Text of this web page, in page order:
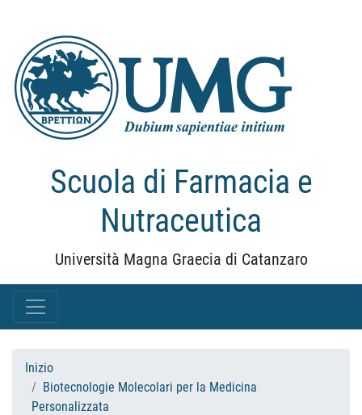
Scuola di Farmacia e
Nutraceutica
Università Magna Graecia di Catanzaro
Inizio
Biotecnologie Molecolari per la Medicina
Personalizzata